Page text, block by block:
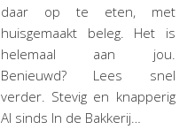
daar op te eten, met
huisgemaakt beleg. Het is
helemaal aan jou.
Benieuwd? Lees snel
verder. Stevig en knapperig
Al sinds In de Bakkerij…